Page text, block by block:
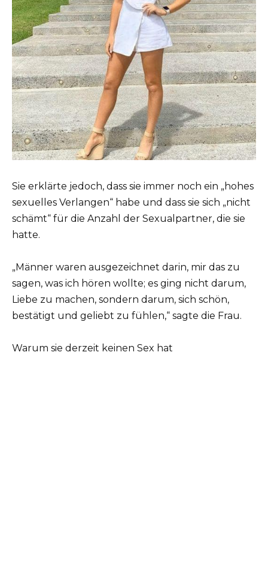
Sie erklärte jedoch, dass sie immer noch ein „hohes
sexuelles Verlangen“ habe und dass sie sich „nicht
schämt“ für die Anzahl der Sexualpartner, die sie
hatte.
„Männer waren ausgezeichnet darin, mir das zu
sagen, was ich hören wollte; es ging nicht darum,
Liebe zu machen, sondern darum, sich schön,
bestätigt und geliebt zu fühlen,“ sagte die Frau.
Warum sie derzeit keinen Sex hat